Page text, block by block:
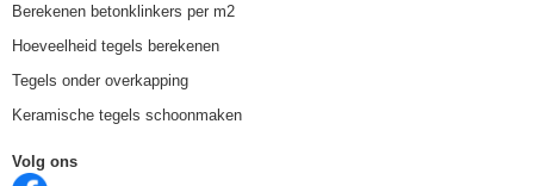
Berekenen betonklinkers per m2
Hoeveelheid tegels berekenen
Tegels onder overkapping
Keramische tegels schoonmaken
Volg ons